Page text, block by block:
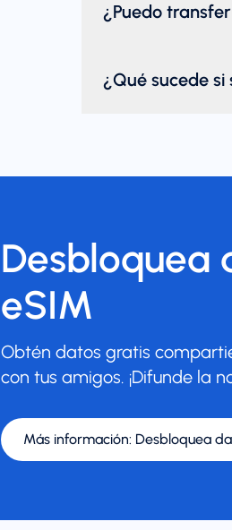
¿Puedo
¿Qué sucede
Desbloquea
eSIM
Obtén datos gratis
con tus amigos. ¡Difunde la
Más información: Desbloquea